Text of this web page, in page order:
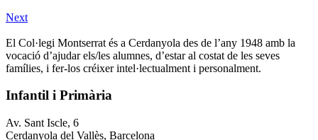
Next
El Col·legi Montserrat és a Cerdanyola des de l’any 1948 amb la
vocació d’ajudar els/les alumnes, d’estar al costat de les seves
famílies, i fer-los créixer intel·lectualment i personalment.
Infantil i Primària
Av. Sant Iscle, 6
Cerdanyola del Vallès, Barcelona